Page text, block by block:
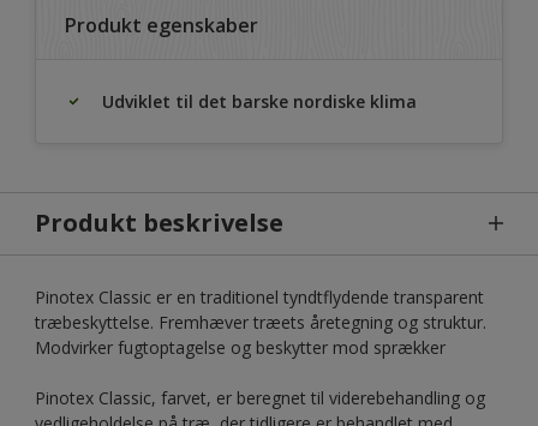
Produkt egenskaber
Udviklet til det barske nordiske klima
Produkt beskrivelse
Pinotex Classic er en traditionel tyndtflydende transparent
træbeskyttelse. Fremhæver træets åretegning og struktur.
Modvirker fugtoptagelse og beskytter mod sprækker
Pinotex Classic, farvet, er beregnet til viderebehandling og